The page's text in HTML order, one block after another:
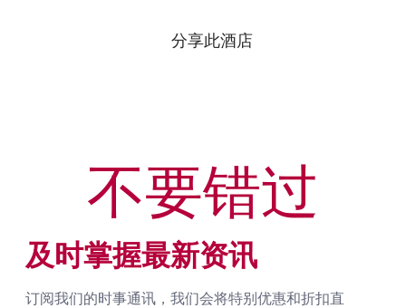
分享此酒店
及时掌握最新资讯
订阅我们的时事通讯，我们会将特别优惠和折扣直
不要错过